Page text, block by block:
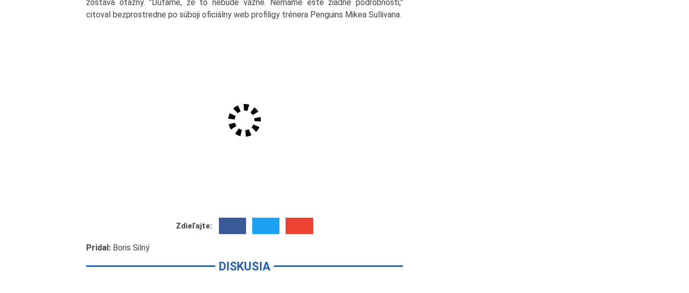
zostáva otázny. "Dúfame, že to nebude vážne. Nemáme ešte žiadne podrobnosti,"
citoval bezprostredne po súboji oficiálny web profiligy trénera Penguins Mikea Sullivana.
Zdieľajte:
Pridal: Boris Silný
DISKUSIA